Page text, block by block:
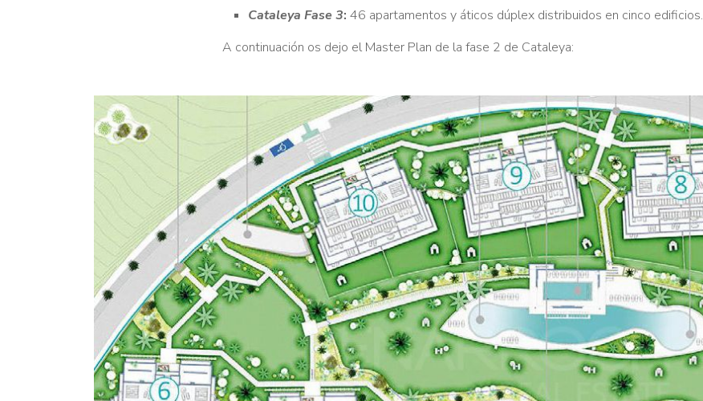
Cataleya Fase 3: 46 apartamentos y áticos dúplex distribuidos en cinco edificios.
A continuación os dejo el Master Plan de la fase 2 de Cataleya: